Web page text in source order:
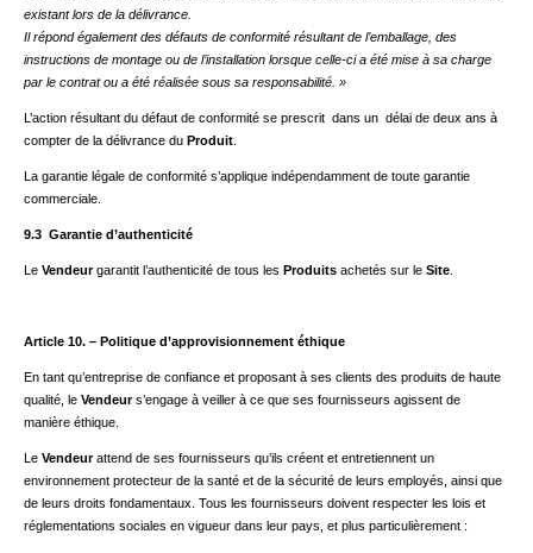
existant lors de la délivrance.
Il répond également des défauts de conformité résultant de l’emballage, des
instructions de montage ou de l’installation lorsque celle-ci a été mise à sa charge
par le contrat ou a été réalisée sous sa responsabilité. »
L’action résultant du défaut de conformité se prescrit dans un délai de deux ans à
compter de la délivrance du Produit
La garantie légale de conformité s’applique indépendamment de toute garantie
commerciale.
9.3 Garantie d’authenticité
Le Vendeurgarantit l’authenticité de tous les Produits achetés sur le Site
Article 10. – Politique d’approvisionnement éthique
En tant qu’entreprise de confiance et proposant à ses clients des produits de haute
qualité, le Vendeurs’engage à veiller à ce que ses fournisseurs agissent de
manière éthique.
Le Vendeurattend de ses fournisseurs qu’ils créent et entretiennent un
environnement protecteur de la santé et de la sécurité de leurs employés, ainsi que
de leurs droits fondamentaux. Tous les fournisseurs doivent respecter les lois et
réglementations sociales en vigueur dans leur pays, et plus particulièrement :